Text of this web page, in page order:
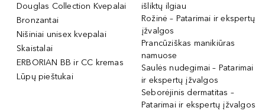
Douglas Collection Kvepalai
Bronzantai
Nišiniai unisex kvepalai
Skaistalai
ERBORIAN BB ir CC kremas
Lūpų pieštukai
išliktų ilgiau
Rožinė – Patarimai ir ekspertų
įžvalgos
Prancūziškas manikiūras
namuose
Saulės nudegimai – Patarimai
ir ekspertų įžvalgos
Seborėjinis dermatitas –
Patarimai ir ekspertų įžvalgos